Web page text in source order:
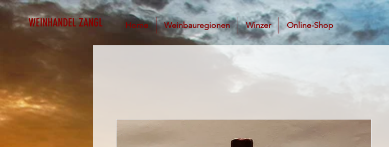
WEINHANDEL ZANGL Home Weinbauregionen Winzer Online-Shop